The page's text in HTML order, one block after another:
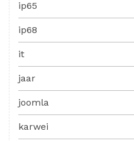
ip65
ip68
it
jaar
joomla
karwei